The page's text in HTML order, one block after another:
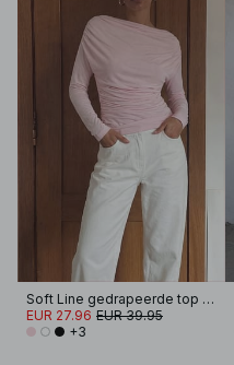
Soft Line gedrapeerde top met lange mouwen
EUR 27.96 EUR 39.95
+3